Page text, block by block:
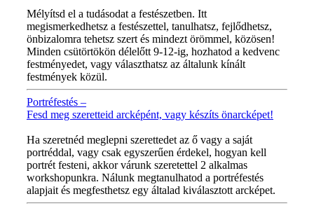
Mélyítsd el a tudásodat a festészetben. Itt
megismerkedhetsz a festészettel, tanulhatsz, fejlődhetsz,
önbizalomra tehetsz szert és mindezt örömmel, közösen!
Minden csütörtökön délelőtt 9-12-ig, hozhatod a kedvenc
festményedet, vagy választhatsz az általunk kínált
festmények közül.
Portréfestés –
Fesd meg szeretteid arcképént, vagy készíts önarcképet!
Ha szeretnéd meglepni szerettedet az ő vagy a saját
portréddal, vagy csak egyszerűen érdekel, hogyan kell
portrét festeni, akkor várunk szeretettel 2 alkalmas
workshopunkra. Nálunk megtanulhatod a portréfestés
alapjait és megfesthetsz egy általad kiválasztott arcképet.